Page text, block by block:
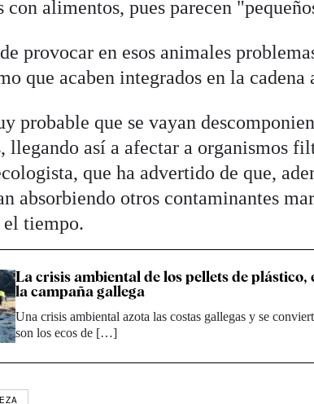
alimentos, pues parecen
provocar en esos animales
que acaben integrados en la
probable que se vayan
llegando así a afectar a organismos
que ha advertido de que,
absorbiendo otros contaminantes
el tiempo.
La crisis ambiental de los pellets de plástico,
la campaña gallega
Una crisis ambiental azota las costas gallegas y se
son los ecos de […]